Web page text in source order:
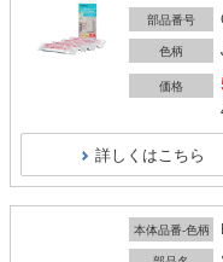
部品番号
色柄
価格
詳しくはこちら
本体品番-色柄